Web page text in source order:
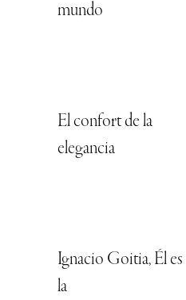
mundo
El confort de la
elegancia
Ignacio Goitia, Él es
la